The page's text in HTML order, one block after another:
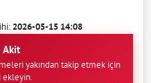
2026-05-15 14:08
Akit
yakından takip etmek için
ekleyin.